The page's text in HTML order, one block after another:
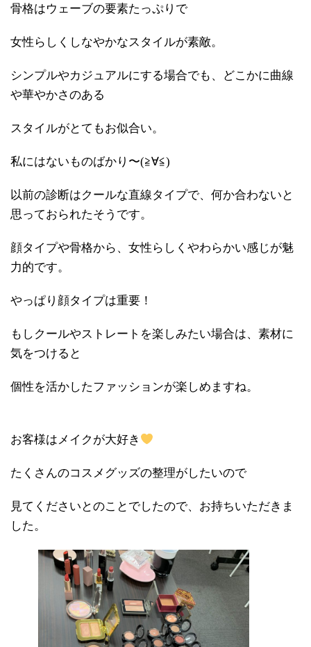
骨格はウェーブの要素たっぷりで
女性らしくしなやかなスタイルが素敵。
シンプルやカジュアルにする場合でも、どこかに曲線
や華やかさのある
スタイルがとてもお似合い。
私にはないものばかり〜(≧∀≦)
以前の診断はクールな直線タイプで、何か合わないと
思っておられたそうです。
顔タイプや骨格から、女性らしくやわらかい感じが魅
力的です。
やっぱり顔タイプは重要！
もしクールやストレートを楽しみたい場合は、素材に
気をつけると
個性を活かしたファッションが楽しめますね。
お客様はメイクが大好き
たくさんのコスメグッズの整理がしたいので
見てくださいとのことでしたので、お持ちいただきま
した。